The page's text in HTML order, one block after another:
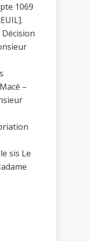
1069
–
sis Le